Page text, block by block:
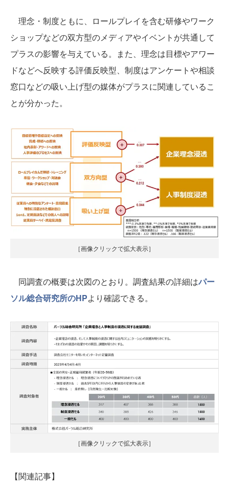
理念・制度ともに、ロールプレイを含む研修やワーク
ショップなどの双方型のメディアやイベントが共通して
プラスの影響を与えている。また、理念は目標やアワー
ドなどへ反映する評価反映型、制度はアンケートや相談
窓口などの吸い上げ型の媒体がプラスに関連しているこ
とが分かった。
［画像クリックで拡大表示］
同調査の概要は次図のとおり。調査結果の詳細はパー
ソル総合研究所のHPより確認できる。
［画像クリックで拡大表示］
【関連記事】